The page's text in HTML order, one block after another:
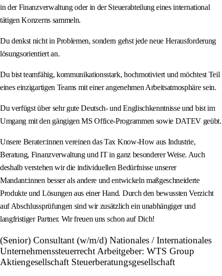
in der Finanzverwaltung oder in der Steuerabteilung eines international
tätigen Konzerns sammeln.
Du denkst nicht in Problemen, sondern gehst jede neue Herausforderung
lösungsorientiert an.
Du bist teamfähig, kommunikationsstark, hochmotiviert und möchtest Teil
eines einzigartigen Teams mit einer angenehmen Arbeitsatmosphäre sein.
Du verfügst über sehr gute Deutsch- und Englischkenntnisse und bist im
Umgang mit den gängigen MS Office-Programmen sowie DATEV geübt.
Unsere Berater:innen vereinen das Tax Know-How aus Industrie,
Beratung, Finanzverwaltung und IT in ganz besonderer Weise. Auch
deshalb verstehen wir die individuellen Bedürfnisse unserer
Mandant:innen besser als andere und entwickeln maßgeschneiderte
Produkte und Lösungen aus einer Hand. Durch den bewussten Verzicht
auf Abschlussprüfungen sind wir zusätzlich ein unabhängiger und
langfristiger Partner. Wir freuen uns schon auf Dich!
(Senior) Consultant (w/m/d) Nationales / Internationales
Unternehmenssteuerrecht Arbeitgeber: WTS Group
Aktiengesellschaft Steuerberatungsgesellschaft